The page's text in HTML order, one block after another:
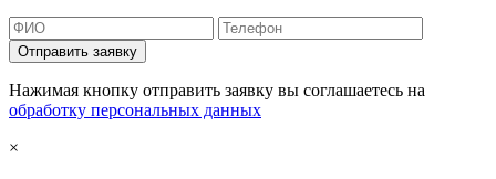
Отправить заявку
Нажимая кнопку отправить заявку вы соглашаетесь на
обработку персональных данных
×